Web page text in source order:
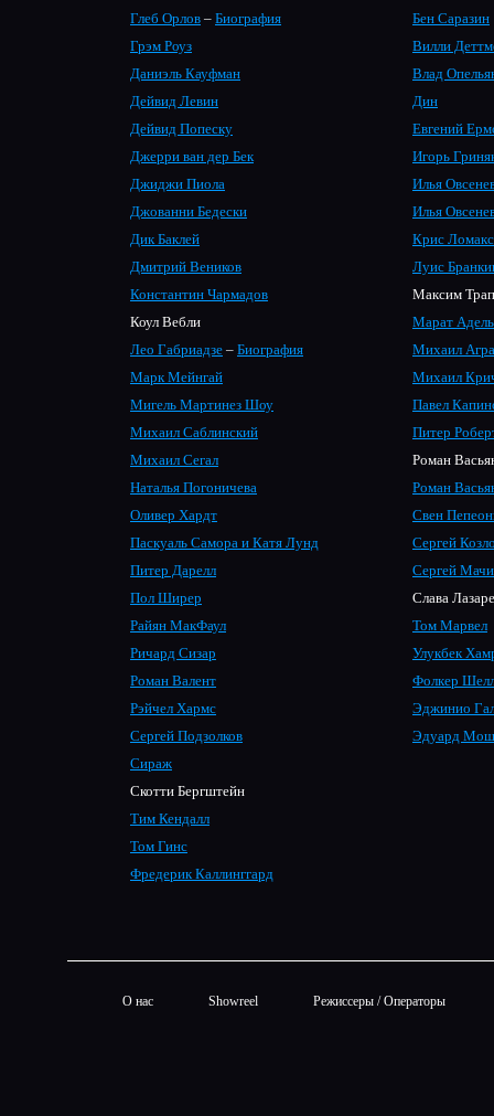
Глеб Орлов – Биография
Грэм Роуз
Даниэль Кауфман
Дейвид Левин
Дейвид Попеску
Джерри ван дер Бек
Джиджи Пиола
Джованни Бедески
Дик Баклей
Дмитрий Веников
Константин Чармадов
Коул Вебли
Лео Габриадзе – Биография
Марк Мейнгай
Мигель Мартинез Шоу
Михаил Саблинский
Михаил Сегал
Наталья Погоничева
Оливер Хардт
Паскуаль Самора и Катя Лунд
Питер Дарелл
Пол Ширер
Райян МакФаул
Ричард Сизар
Роман Валент
Рэйчел Хармс
Сергей Подзолков
Сираж
Скотти Бергштейн
Тим Кендалл
Том Гинс
Фредерик Каллинггард
Бен Саразин
Вилли
Влад
Дин
Евгений
Игорь
Илья
Илья
Крис Ломакс
Луис
Максим
Марат
Михаил
Михаил
Павел
Питер
Роман
Роман
Свен
Сергей
Сергей
Слава
Том Марвел
Улукбек
Фолкер
Эджинио
Эдуард
О нас Showreel Режиссеры / Операторы